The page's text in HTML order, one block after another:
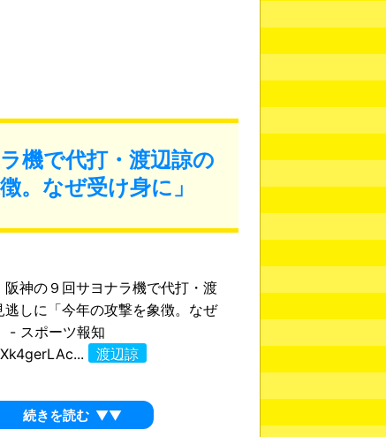
機で代打・渡辺諒の
。なぜ受け身に」
阪神の９回サヨナラ機で代打・渡
逃しに「今年の攻撃を象徴。なぜ
スポーツ報知
渡辺諒
続きを読む ▼▼